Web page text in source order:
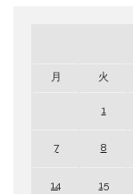
月 火
1
7 8
14 15